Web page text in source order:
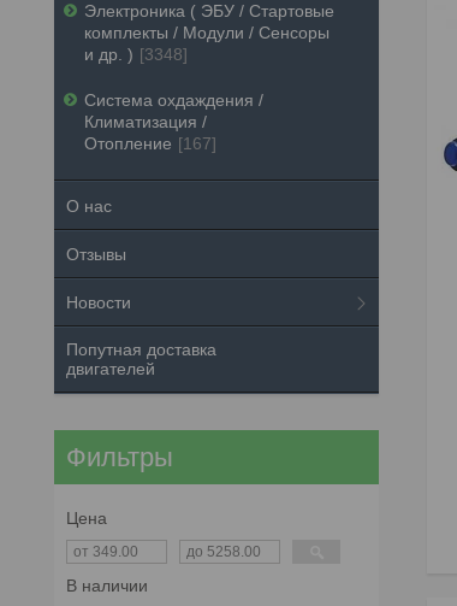
Электроника ( ЭБУ / Стартовые
комплекты / Модули / Сенсоры
и др. )
3348
Система охдаждения /
Климатизация /
Отопление
167
О нас
Отзывы
Новости
Попутная доставка
двигателей
Фильтры
Цена
В наличии